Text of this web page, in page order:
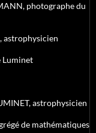
photographe du
astrophysicien
Luminet
astrophysicien
de mathématiques